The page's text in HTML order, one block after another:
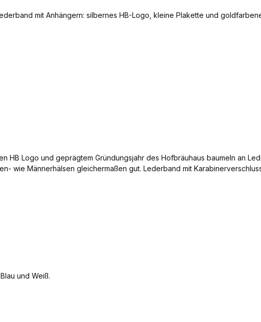
HB Logo und geprägtem Gründungsjahr des Hofbräuhaus baumeln an
wie Männerhälsen gleichermaßen gut. Lederband mit